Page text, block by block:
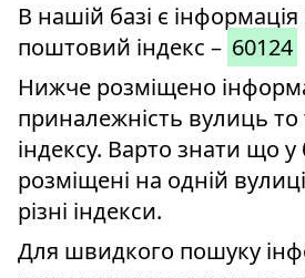
В нашій базі є інформація
поштовий індекс – 60124
Нижче розміщено
приналежність вулиць то
індексу. Варто знати що у
розміщені на одній
різні індекси.
Для швидкого пошуку